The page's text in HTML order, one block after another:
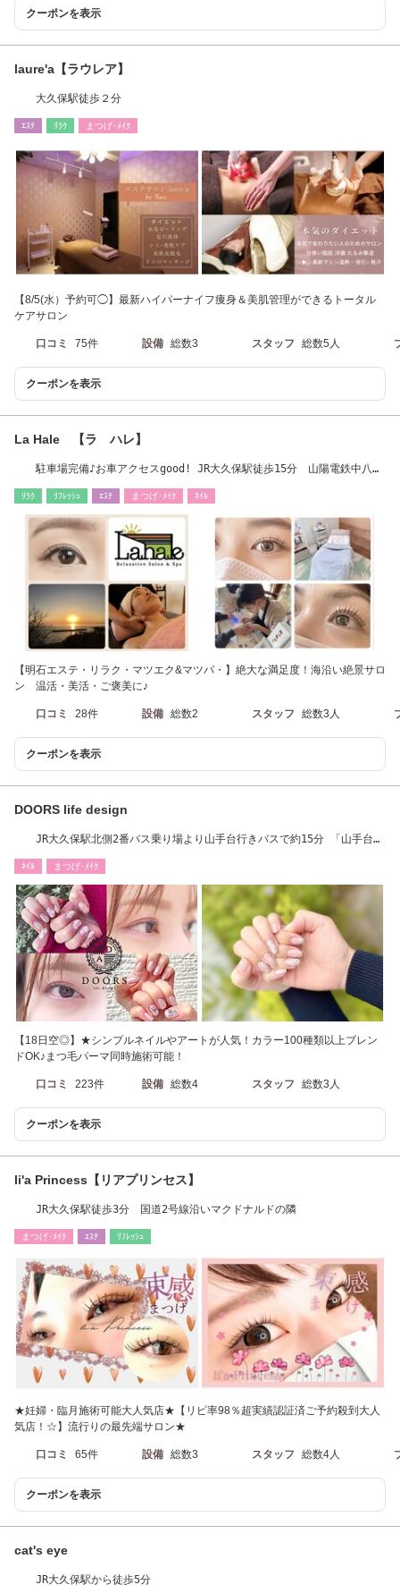
クーポンを表示
laure'a【ラウレア】
大久保駅徒歩２分
ｴｽﾃ ﾘﾗｸ まつげ･ﾒｲｸ
【8/5(水）予約可◯】最新ハイパーナイフ痩身＆美肌管理ができるトータル
ケアサロン
口コミ 75件 設備 総数3 スタッフ 総数5人
クーポンを表示
La Hale 【ラ ハレ】
駐車場完備♪お車アクセスgood! JR大久保駅徒歩15分 山陽電鉄中八木
ﾘﾗｸ ﾘﾌﾚｯｼｭ ｴｽﾃ まつげ･ﾒｲｸ ﾈｲﾙ
【明石エステ・リラク・マツエク&マツパ・】絶大な満足度！海沿い絶景サロ
ン 温活・美活・ご褒美に♪
口コミ 28件 設備 総数2 スタッフ 総数3人
クーポンを表示
DOORS life design
JR大久保駅北側2番バス乗り場より山手台行きバスで約15分 「山手台
ﾈｲﾙ まつげ･ﾒｲｸ
【18日空◎】★シンプルネイルやアートが人気！カラー100種類以上ブレン
ドOK♪まつ毛パーマ同時施術可能！
口コミ 223件 設備 総数4 スタッフ 総数3人
クーポンを表示
li'a Princess【リアプリンセス】
JR大久保駅徒歩3分 国道2号線沿いマクドナルドの隣
まつげ･ﾒｲｸ ｴｽﾃ ﾘﾌﾚｯｼｭ
★妊婦・臨月施術可能大人気店★【リピ率98％超実績認証済ご予約殺到大人
気店！☆】流行りの最先端サロン★
口コミ 65件 設備 総数3 スタッフ 総数4人
クーポンを表示
cat's eye
JR大久保駅から徒歩5分